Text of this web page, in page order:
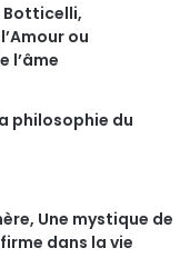
Botticelli,
ou
l’âme
philosophie du
Une mystique de
dans la vie